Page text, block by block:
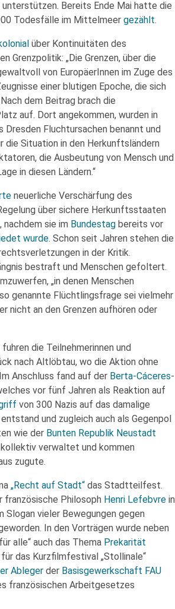
Bereits Ende Mai hatte die
Todesfälle im Mittelmeer gezählt.
über Kontinuitäten des
Grenzpolitik: „Die Grenzen, über die
von EuropäerInnen im Zuge des
einer blutigen Epoche, die sich
dem Beitrag brach die
auf. Dort angekommen, wurden in
Fluchtursachen benannt und
die Situation in den Herkunftsländern
die Ausbeutung von Mensch und
in diesen Ländern.“
neuerliche Verschärfung des
über sichere Herkunftsstaaten
, nachdem sie im Bundestag bereits vor
wurde. Schon seit Jahren stehen die
in der Kritik.
bestraft und Menschen gefoltert.
„in denen Menschen
genannte Flüchtlingsfrage sei vielmehr
nicht an den Grenzen aufhören oder
die Teilnehmerinnen und
nach Altlöbtau, wo die Aktion ohne
Anschluss fand auf der Berta-Cáceres-
vor fünf Jahren als Reaktion auf
von 300 Nazis auf das damalige
und zugleich auch als Gegenpol
wie der Bunten Republik Neustadt
kollektiv verwaltet und kommen
zugute.
„Recht auf Stadt“ das Stadtteilfest.
französische Philosoph Henri Lefebvre in
Slogan vieler Bewegungen gegen
In den Vorträgen wurde neben
alle“ auch das Thema Prekarität
das Kurzfilmfestival „Stollinale“
Ableger der Basisgewerkschaft FAU
französischen Arbeitgesetzes